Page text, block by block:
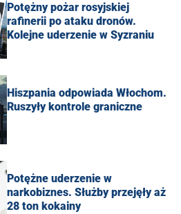
Potężny pożar rosyjskiej
rafinerii po ataku dronów.
Kolejne uderzenie w Syzraniu
Hiszpania odpowiada Włochom.
Ruszyły kontrole graniczne
Potężne uderzenie w
narkobiznes. Służby przejęły aż
28 ton kokainy